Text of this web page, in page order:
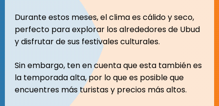
Durante estos meses, el clima es cálido y seco,
perfecto para explorar los alrededores de Ubud
y disfrutar de sus festivales culturales.
Sin embargo, ten en cuenta que esta también es
la temporada alta, por lo que es posible que
encuentres más turistas y precios más altos.